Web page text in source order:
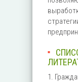
1.